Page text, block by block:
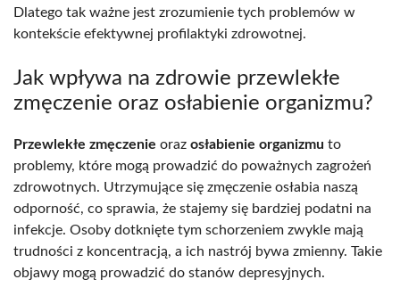
Dlatego tak ważne jest zrozumienie tych problemów w
kontekście efektywnej profilaktyki zdrowotnej.
Jak wpływa na zdrowie przewlekłe
zmęczenie oraz osłabienie organizmu?
Przewlekłe zmęczenie oraz osłabienie organizmu to
problemy, które mogą prowadzić do poważnych zagrożeń
zdrowotnych. Utrzymujące się zmęczenie osłabia naszą
odporność, co sprawia, że stajemy się bardziej podatni na
infekcje. Osoby dotknięte tym schorzeniem zwykle mają
trudności z koncentracją, a ich nastrój bywa zmienny. Takie
objawy mogą prowadzić do stanów depresyjnych.